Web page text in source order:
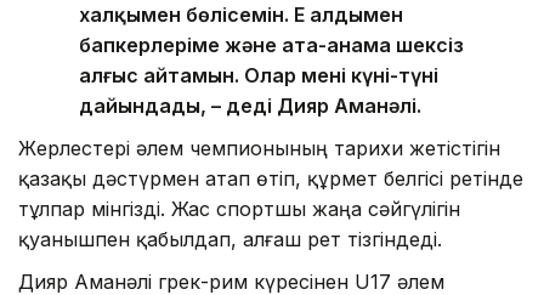
халқымен бөлісемін. Ең алдымен
бапкерлеріме және ата-анама шексіз
алғыс айтамын. Олар мені күні-түні
дайындады, – деді Дияр Аманәлі.
Жерлестері әлем чемпионының тарихи жетістігін
қазақы дәстүрмен атап өтіп, құрмет белгісі ретінде
тұлпар мінгізді. Жас спортшы жаңа сәйгүлігін
қуанышпен қабылдап, алғаш рет тізгіндеді.
Дияр Аманәлі грек-рим күресінен U17 әлем